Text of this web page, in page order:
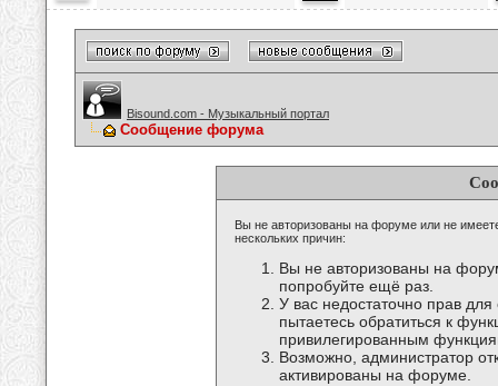
Bisound.com - Музыкальный портал
Сообщение форума
Вы не авторизованы на форуме или не
нескольких причин:
Вы не авторизованы на
попробуйте ещё раз.
У вас недостаточно прав
пытаетесь обратиться к
привилегированным
Возможно, администратор
активированы на форуме.